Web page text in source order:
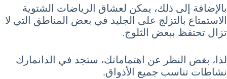
بالإضافة إلى ذلك، يمكن لعشاق الرياضات الشتوية
الاستمتاع بالتزلج على الجليد في بعض المناطق التي لا
تزال تحتفظ ببعض الثلوج.
لذا، بغض النظر عن اهتماماتك، ستجد في الدانمارك
نشاطات تناسب جميع الأذواق.